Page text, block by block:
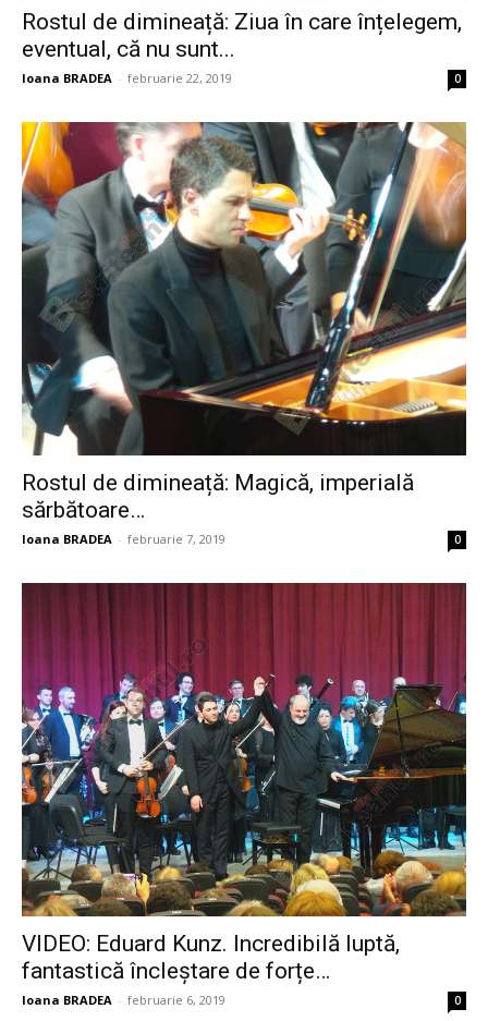
Rostul de dimineață: Ziua în care înțelegem,
eventual, că nu sunt...
Ioana BRADEA - februarie 22, 2019 0
Rostul de dimineață: Magică, imperială
sărbătoare…
Ioana BRADEA - februarie 7, 2019 0
VIDEO: Eduard Kunz. Incredibilă luptă,
fantastică încleștare de forțe…
Ioana BRADEA - februarie 6, 2019 0